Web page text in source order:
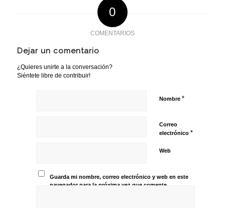
0
COMENTARIOS
Dejar un comentario
¿Quieres unirte a la conversación?
Siéntete libre de contribuir!
Nombre *
Correo
electrónico *
Web
Guarda mi nombre, correo electrónico y web en este
navegador para la próxima vez que comente.